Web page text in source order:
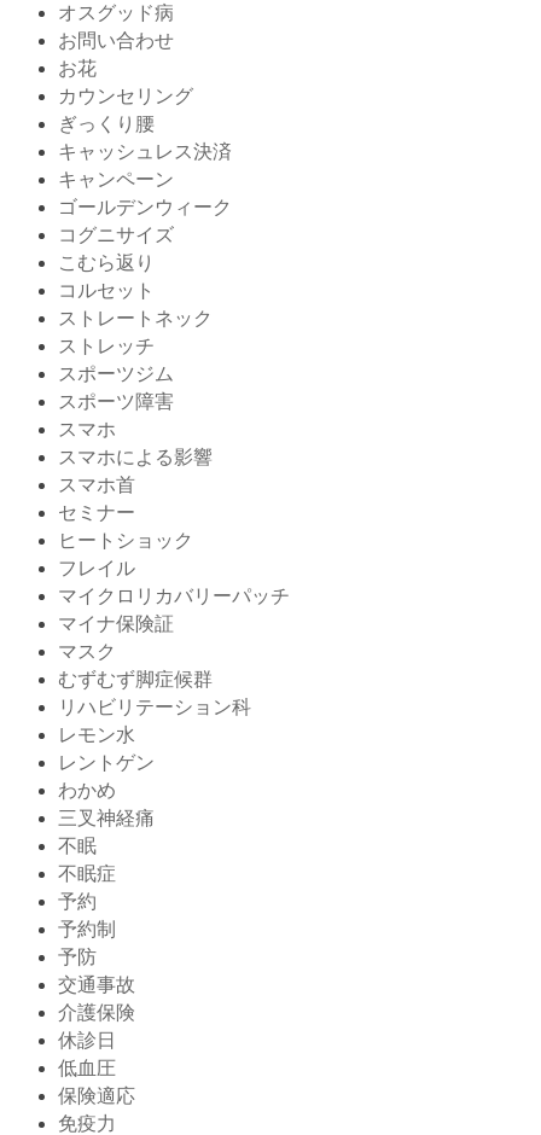
オスグッド病
お問い合わせ
お花
カウンセリング
ぎっくり腰
キャッシュレス決済
キャンペーン
ゴールデンウィーク
コグニサイズ
こむら返り
コルセット
ストレートネック
ストレッチ
スポーツジム
スポーツ障害
スマホ
スマホによる影響
スマホ首
セミナー
ヒートショック
フレイル
マイクロリカバリーパッチ
マイナ保険証
マスク
むずむず脚症候群
リハビリテーション科
レモン水
レントゲン
わかめ
三叉神経痛
不眠
不眠症
予約
予約制
予防
交通事故
介護保険
休診日
低血圧
保険適応
免疫力